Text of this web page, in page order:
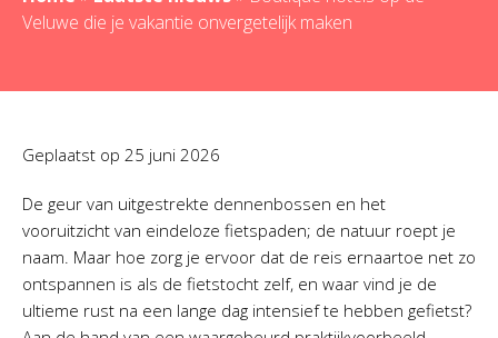
Veluwe die je vakantie onvergetelijk maken
Geplaatst op 25 juni 2026
De geur van uitgestrekte dennenbossen en het
vooruitzicht van eindeloze fietspaden; de natuur roept je
naam. Maar hoe zorg je ervoor dat de reis ernaartoe net zo
ontspannen is als de fietstocht zelf, en waar vind je de
ultieme rust na een lange dag intensief te hebben gefietst?